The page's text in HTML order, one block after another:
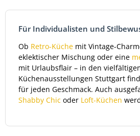
Für Individualisten und
Ob Retro-Küche mit Vintage-
eklektischer Mischung oder eine
mit Urlaubsflair – in den
Küchenausstellungen Stuttgart
für jeden Geschmack. Auch
Shabby Chic oder Loft-Küchen